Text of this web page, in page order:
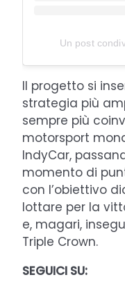
Un post
Il progetto si
strategia più
sempre più
motorsport
IndyCar,
momento di
con l’obiettivo
lottare per la
e, magari,
Triple Crown.
SEGUICI SU: